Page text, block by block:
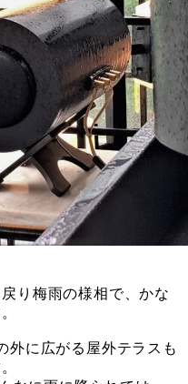
り梅雨の様相で、かな
外に広がる屋外テラスも